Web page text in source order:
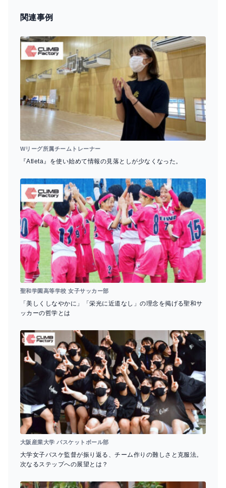
o
k
関連事例
Wリーグ所属チームトレーナー
『Atleta』を使い始めて情報の見落としが少なくなった。
聖和学園高等学校 女子サッカー部
「美しくしなやかに」「栄光に近道なし」の理念を掲げる聖和サ
ッカーの哲学とは
大阪産業大学 バスケットボール部
大学女子バスケ監督が振り返る、チーム作りの難しさと克服法。
次なるステップへの展望とは？